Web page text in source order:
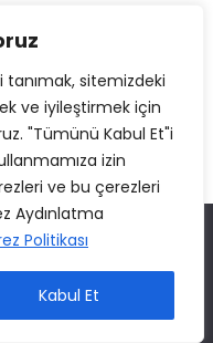
sitemizdeki
ve iyileştirmek için
"Tümünü Kabul Et"i
izin
ve bu çerezleri
Aydınlatma
Politikası
Kabul Et
için çerezleri
ederseniz, bunu kabul